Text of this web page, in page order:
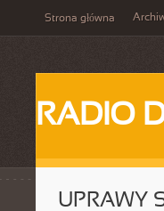
Strona główna
RADIO
UPRAWY